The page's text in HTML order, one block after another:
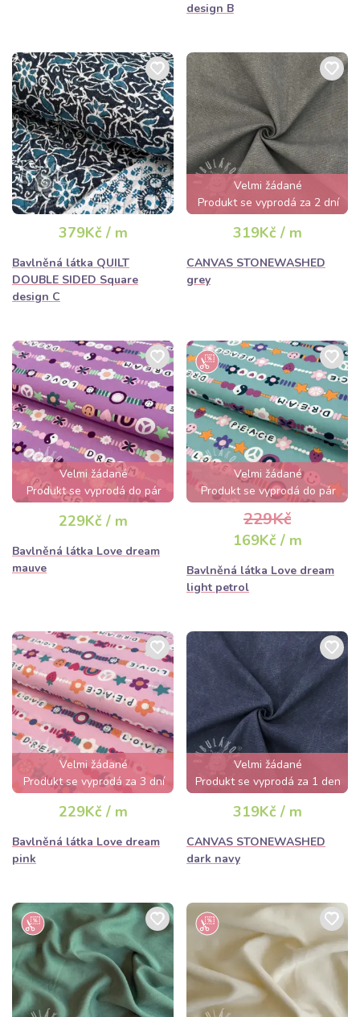
design B
379Kč / m
Bavlněná látka QUILT
DOUBLE SIDED Square
design C
Velmi žádané
Produkt se vyprodá za 2 dní
319Kč / m
CANVAS STONEWASHED
grey
Velmi žádané
Produkt se vyprodá do pár
hodin
229Kč / m
Bavlněná látka Love dream
mauve
Velmi žádané
Produkt se vyprodá do pár
hodin
229Kč
169Kč / m
Bavlněná látka Love dream
light petrol
Velmi žádané
Produkt se vyprodá za 3 dní
229Kč / m
Bavlněná látka Love dream
pink
Velmi žádané
Produkt se vyprodá za 1 den
319Kč / m
CANVAS STONEWASHED
dark navy